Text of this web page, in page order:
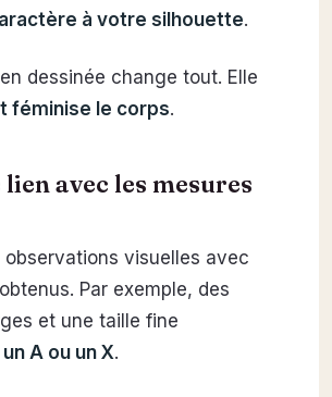
à votre silhouette.
dessinée change tout. Elle
féminise le corps.
avec les mesures
observations visuelles avec
Par exemple, des
et une taille fine
A ou un X.